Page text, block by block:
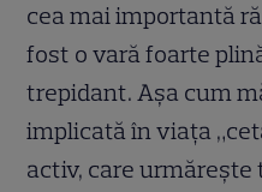
cea mai importantă
fost o vară foarte
trepidant. Aşa cum
implicată în viaţa
activ, care